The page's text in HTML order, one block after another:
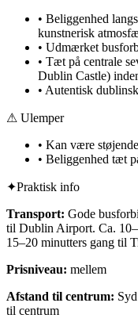
• Beliggenhed
kunstnerisk
• Udmærket
• Tæt på centrale
Dublin Castle)
• Autentisk
⚠ Ulemper
• Kan være
• Beliggenhed tæt
✦Praktisk info
Transport: Gode
til Dublin Airport. Ca.
15–20 minutters gang til
Prisniveau: mellem
Afstand til centrum:
til centrum